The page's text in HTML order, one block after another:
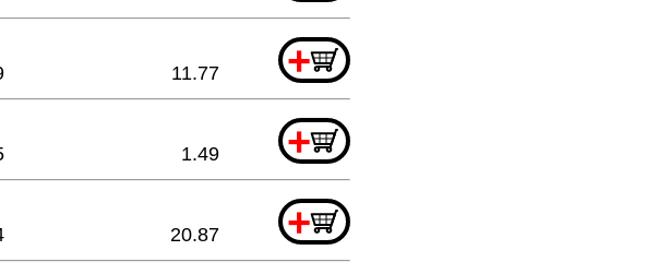
+
11.77
+
1.49
+
20.87